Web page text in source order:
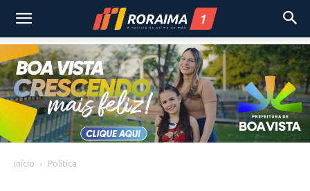
Início Política